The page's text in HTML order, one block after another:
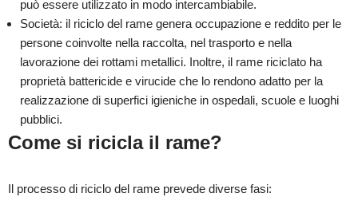
può essere utilizzato in modo intercambiabile.
Società: il riciclo del rame genera occupazione e reddito per le
persone coinvolte nella raccolta, nel trasporto e nella
lavorazione dei rottami metallici. Inoltre, il rame riciclato ha
proprietà battericide e virucide che lo rendono adatto per la
realizzazione di superfici igieniche in ospedali, scuole e luoghi
pubblici.
Come si ricicla il rame?
Il processo di riciclo del rame prevede diverse fasi: